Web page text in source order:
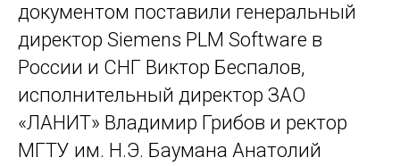
документом поставили генеральный
директор Siemens PLM Software в
России и СНГ Виктор Беспалов,
исполнительный директор ЗАО
«ЛАНИТ» Владимир Грибов и ректор
МГТУ им. Н.Э. Баумана Анатолий